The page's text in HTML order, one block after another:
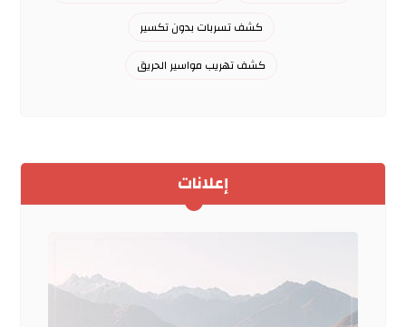
كشف تسربات بدون تكسير
كشف تهريب مواسير الحريق
إعلانات